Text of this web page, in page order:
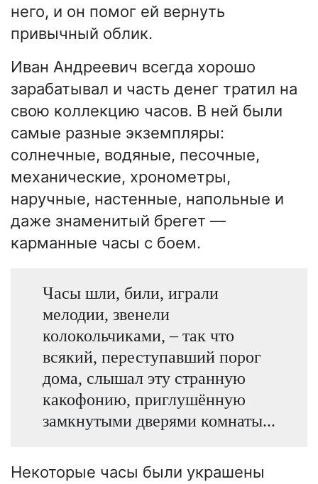
него, и он помог ей вернуть
привычный облик.
Иван Андреевич всегда хорошо
зарабатывал и часть денег тратил на
свою коллекцию часов. В ней были
самые разные экземпляры:
солнечные, водяные, песочные,
механические, хронометры,
наручные, настенные, напольные и
даже знаменитый брегет —
карманные часы с боем.
Часы шли, били, играли
мелодии, звенели
колокольчиками, – так что
всякий, переступавший порог
дома, слышал эту странную
какофонию, приглушённую
замкнутыми дверями комнаты...
Некоторые часы были украшены